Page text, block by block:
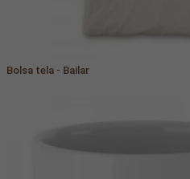
Bolsa tela - Bailar